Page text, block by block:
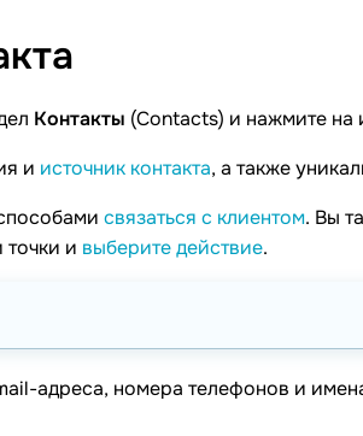
Контакты (Contacts) и нажмите на
и источник контакта, а также
связаться с клиентом. Вы
точки и выберите действие.
адреса, номера телефонов и